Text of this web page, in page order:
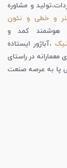
و مشاوره
و خطی و نئون
هوشمند کمد و
،آباژور ایستاده
معمارانه در راستای
پا به عرصه صنعت